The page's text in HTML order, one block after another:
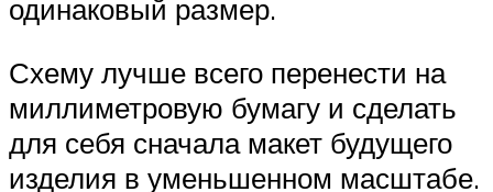
одинаковый размер.
Схему лучше всего перенести на
миллиметровую бумагу и сделать
для себя сначала макет будущего
изделия в уменьшенном масштабе.